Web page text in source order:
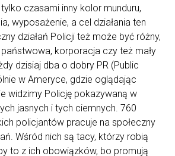
czasami inny kolor munduru,
wyposażenie, a cel działania ten
działań Policji też może być różny,
korporacja czy też mały
dzisiaj dba o dobry PR (Public
w Ameryce, gdzie oglądając
widzimy Policję pokazywaną w
jasnych i tych ciemnych. 760
policjantów pracuje na społeczny
Wśród nich są tacy, którzy robią
to z ich obowiązków, bo promują